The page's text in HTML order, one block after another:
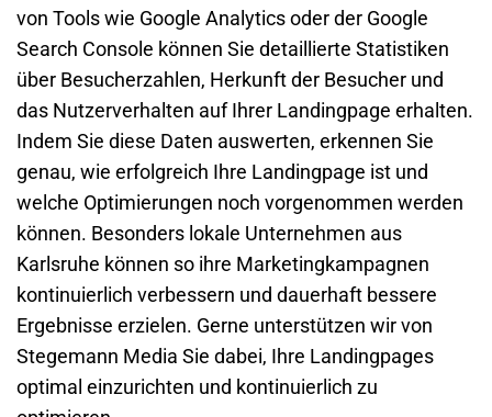
von Tools wie Google Analytics oder der Google
Search Console können Sie detaillierte Statistiken
über Besucherzahlen, Herkunft der Besucher und
das Nutzerverhalten auf Ihrer Landingpage erhalten.
Indem Sie diese Daten auswerten, erkennen Sie
genau, wie erfolgreich Ihre Landingpage ist und
welche Optimierungen noch vorgenommen werden
können. Besonders lokale Unternehmen aus
Karlsruhe können so ihre Marketingkampagnen
kontinuierlich verbessern und dauerhaft bessere
Ergebnisse erzielen. Gerne unterstützen wir von
Stegemann Media Sie dabei, Ihre Landingpages
optimal einzurichten und kontinuierlich zu